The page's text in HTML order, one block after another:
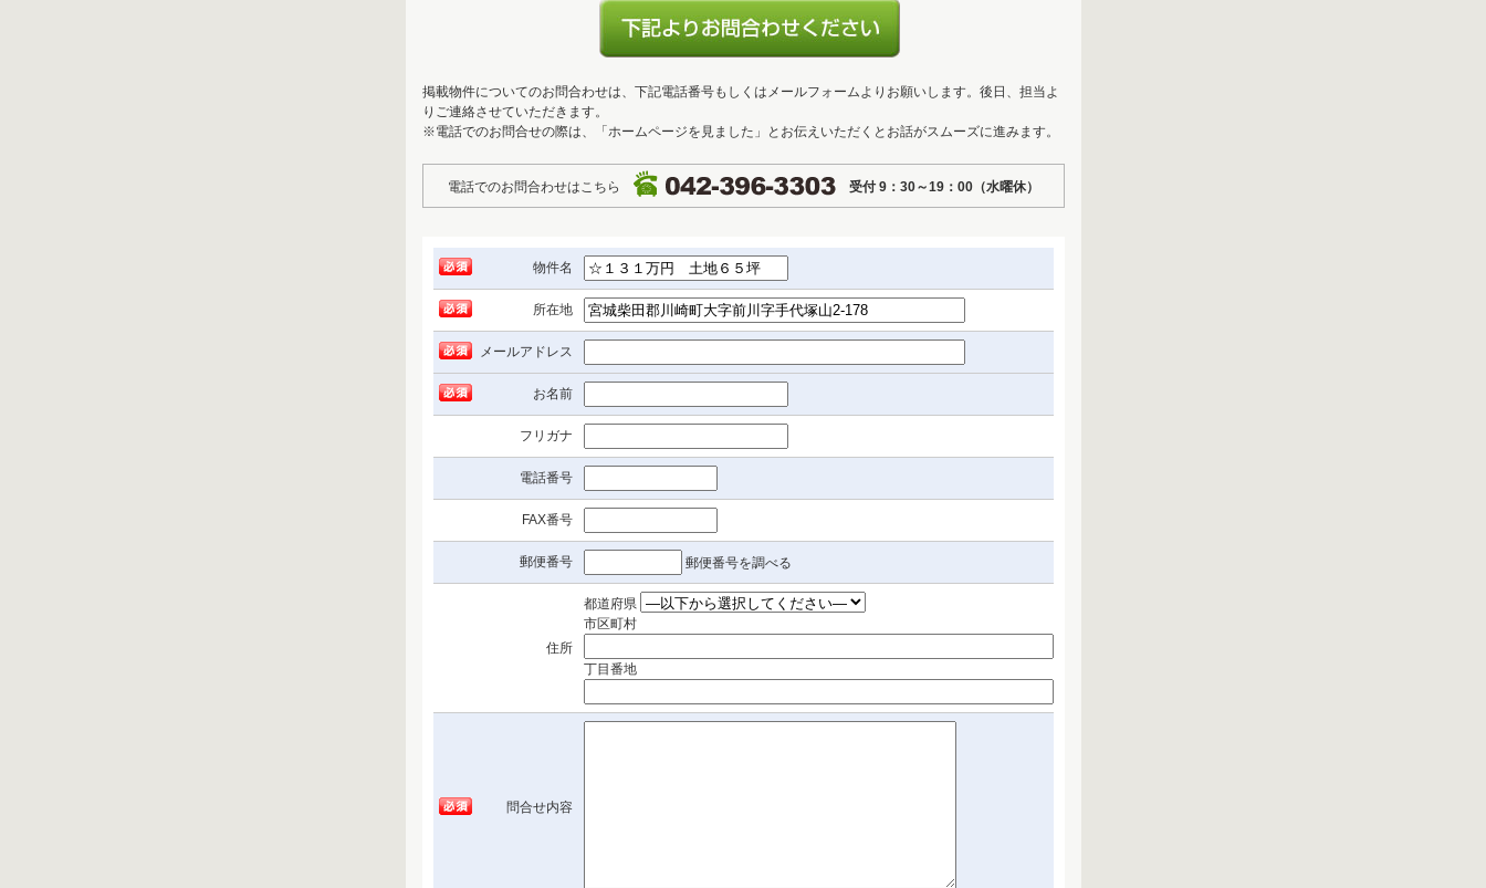
掲載物件についてのお問合わせは、下記電話番号もしくはメールフォームよりお願いします。後日、担当よ
りご連絡させていただきます。
※電話でのお問合せの際は、「ホームページを見ました」とお伝えいただくとお話がスムーズに進みます。
電話でのお問合わせはこちら 受付 9：30～19：00（水曜休）
物件名
所在地
メールアドレス
お名前
フリガナ
電話番号
FAX番号
郵便番号 郵便番号を調べる
住所
都道府県
市区町村
丁目番地
問合せ内容